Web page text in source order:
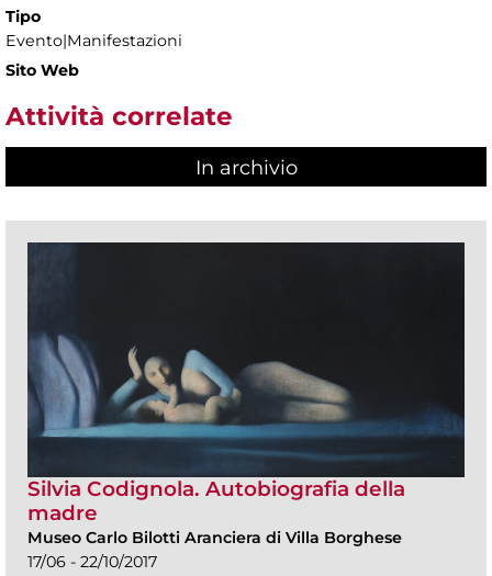
Tipo
Evento|Manifestazioni
Sito Web
Attività correlate
In archivio
Silvia Codignola. Autobiografia della
madre
Museo Carlo Bilotti Aranciera di Villa Borghese
17/06 - 22/10/2017